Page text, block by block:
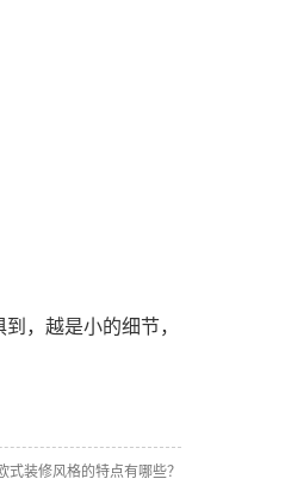
，越是小的细节，
式装修风格的特点有哪些？